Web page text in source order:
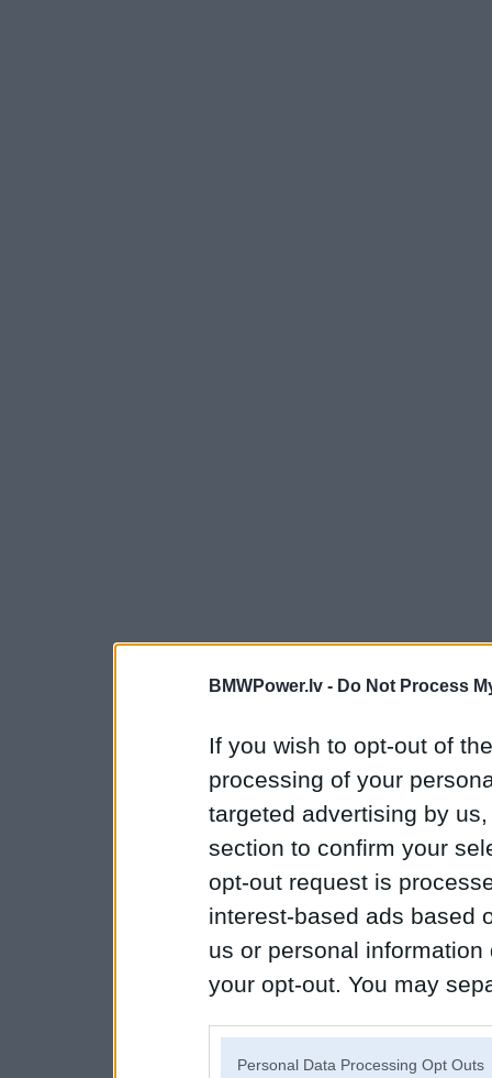
BMWPower.lv - Do Not Process
If you wish to opt-out of
processing of your
targeted advertising by
section to confirm your
opt-out request is
interest-based ads based
us or personal
your opt-out. You may
Personal Data Processing Opt Outs